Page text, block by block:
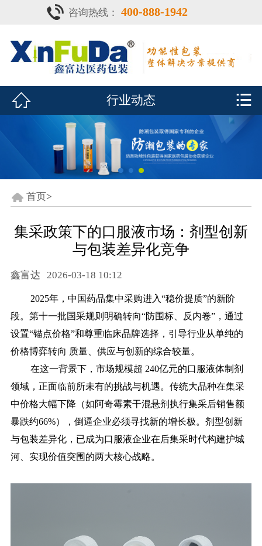
 首页
产品中心
鑫富达资质
行业动态
联系我们
CDE查询
咨询热线： 400-888-1942
 行业动态 
首页>
集采政策下的口服液市场：剂型创新
与包装差异化竞争
鑫富达 2026-03-18 10:12
2025年，中国药品集中采购进入“稳价提质”的新阶
段。第十一批国采规则明确转向“防围标、反内卷”，通过
设置“锚点价格”和尊重临床品牌选择，引导行业从单纯的
价格博弈转向 质量、供应与创新的综合较量。
在这一背景下，市场规模超 240亿元的口服液体制剂
领域，正面临前所未有的挑战与机遇。传统大品种在集采
中价格大幅下降（如阿奇霉素干混悬剂执行集采后销售额
暴跌约66%），倒逼企业必须寻找新的增长极。剂型创新
与包装差异化，已成为口服液企业在后集采时代构建护城
河、实现价值突围的两大核心战略。